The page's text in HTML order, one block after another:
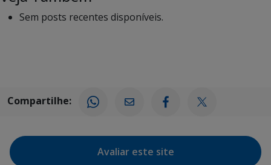
Sem posts recentes disponíveis.
Compartilhe:
Avaliar este site